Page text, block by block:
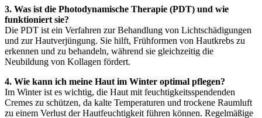
3. Was ist die Photodynamische Therapie (PDT) und wie
funktioniert sie?
Die PDT ist ein Verfahren zur Behandlung von Lichtschädigungen
und zur Hautverjüngung. Sie hilft, Frühformen von Hautkrebs zu
erkennen und zu behandeln, während sie gleichzeitig die
Neubildung von Kollagen fördert.
4. Wie kann ich meine Haut im Winter optimal pflegen?
Im Winter ist es wichtig, die Haut mit feuchtigkeitsspendenden
Cremes zu schützen, da kalte Temperaturen und trockene Raumluft
zu einem Verlust der Hautfeuchtigkeit führen können. Regelmäßige